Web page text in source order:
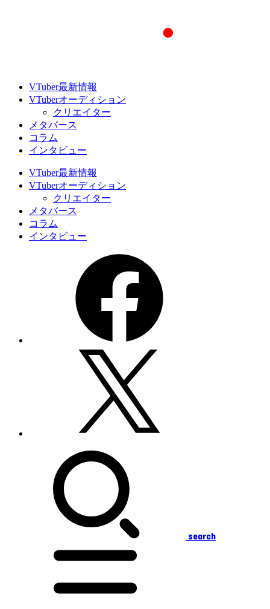
VTuber最新情報
VTuberオーディション
クリエイター
メタバース
コラム
インタビュー
VTuber最新情報
VTuberオーディション
クリエイター
メタバース
コラム
インタビュー
search